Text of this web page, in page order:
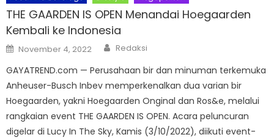
THE GAARDEN IS OPEN Menandai Hoegaarden
Kembali ke Indonesia
Posted
on
November 4, 2022 Author
Redaksi
GAYATREND.com — Perusahaan bir dan minuman terkemuka
Anheuser-Busch Inbev memperkenalkan dua varian bir
Hoegaarden, yakni Hoegaarden Onginal dan Ros&e, melalui
rangkaian event THE GAARDEN IS OPEN. Acara peluncuran
digelar di Lucy In The Sky, Kamis (3/10/2022), diikuti event-